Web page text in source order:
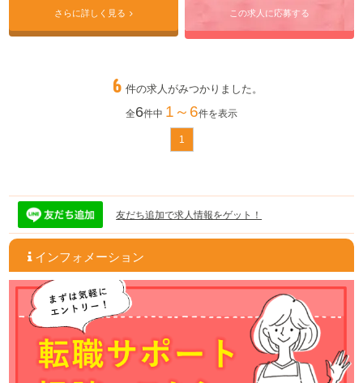
さらに詳しく見る この求人に応募する
6 件の求人がみつかりました。
全6件中 1～6件を表示
1
友だち追加で求人情報をゲット！
インフォメーション